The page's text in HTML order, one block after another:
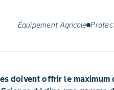
Équipement Agricole
doivent offrir le maximum